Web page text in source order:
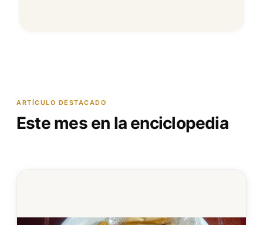
ARTÍCULO DESTACADO
Este mes en la enciclopedia